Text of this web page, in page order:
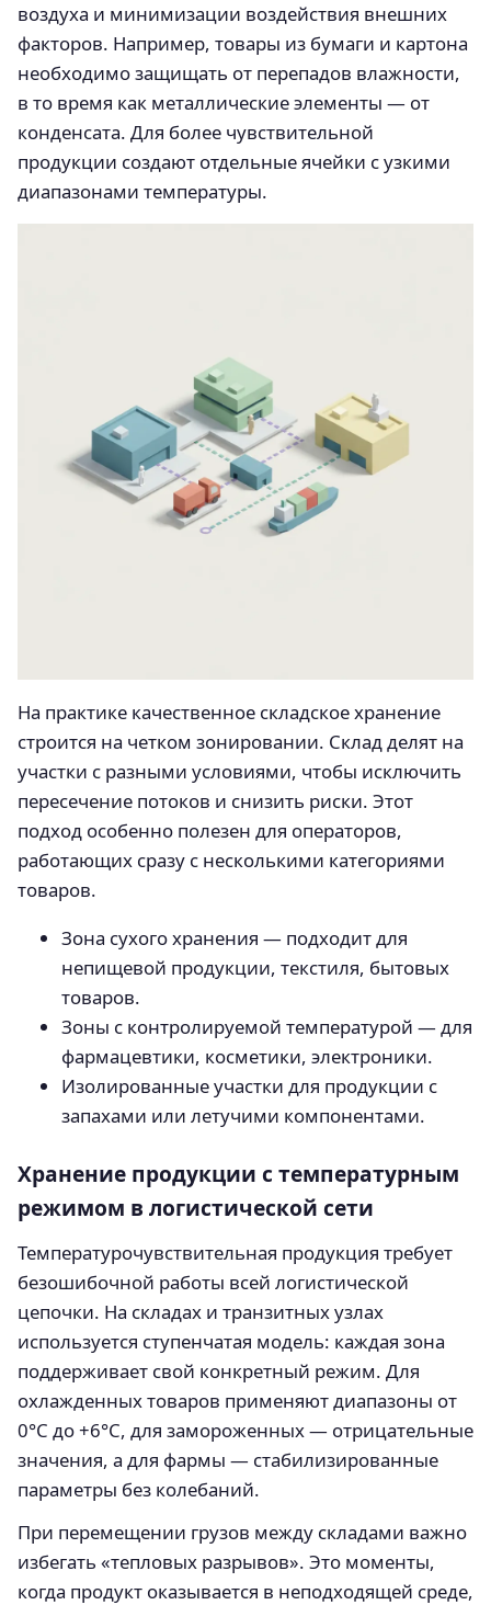
воздуха и минимизации воздействия внешних
факторов. Например, товары из бумаги и картона
необходимо защищать от перепадов влажности,
в то время как металлические элементы — от
конденсата. Для более чувствительной
продукции создают отдельные ячейки с узкими
диапазонами температуры.
На практике качественное складское хранение
строится на четком зонировании. Склад делят на
участки с разными условиями, чтобы исключить
пересечение потоков и снизить риски. Этот
подход особенно полезен для операторов,
работающих сразу с несколькими категориями
товаров.
Зона сухого хранения — подходит для
непищевой продукции, текстиля, бытовых
товаров.
Зоны с контролируемой температурой — для
фармацевтики, косметики, электроники.
Изолированные участки для продукции с
запахами или летучими компонентами.
Хранение продукции с температурным
режимом в логистической сети
Температурочувствительная продукция требует
безошибочной работы всей логистической
цепочки. На складах и транзитных узлах
используется ступенчатая модель: каждая зона
поддерживает свой конкретный режим. Для
охлажденных товаров применяют диапазоны от
0°С до +6°С, для замороженных — отрицательные
значения, а для фармы — стабилизированные
параметры без колебаний.
При перемещении грузов между складами важно
избегать «тепловых разрывов». Это моменты,
когда продукт оказывается в неподходящей среде,